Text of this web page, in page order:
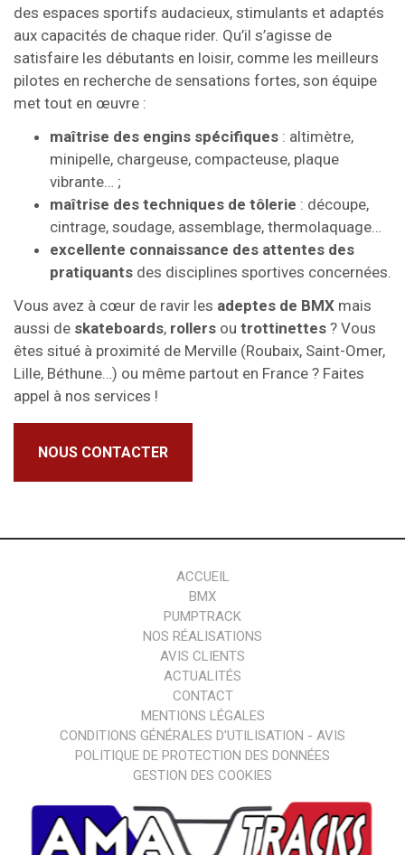
des espaces sportifs audacieux, stimulants et adaptés
aux capacités de chaque rider. Qu’il s’agisse de
satisfaire les débutants en loisir, comme les meilleurs
pilotes en recherche de sensations fortes, son équipe
met tout en œuvre :
maîtrise des engins spécifiques : altimètre,
minipelle, chargeuse, compacteuse, plaque
vibrante… ;
maîtrise des techniques de tôlerie : découpe,
cintrage, soudage, assemblage, thermolaquage…
excellente connaissance des attentes des
pratiquants des disciplines sportives concernées.
Vous avez à cœur de ravir les adeptes de BMX mais
aussi de skateboards, rollers ou trottinettes ? Vous
êtes situé à proximité de Merville (Roubaix, Saint-Omer,
Lille, Béthune…) ou même partout en France ? Faites
appel à nos services !
NOUS CONTACTER
ACCUEIL
BMX
PUMPTRACK
NOS RÉALISATIONS
AVIS CLIENTS
ACTUALITÉS
CONTACT
MENTIONS LÉGALES
CONDITIONS GÉNÉRALES D'UTILISATION - AVIS
POLITIQUE DE PROTECTION DES DONNÉES
GESTION DES COOKIES